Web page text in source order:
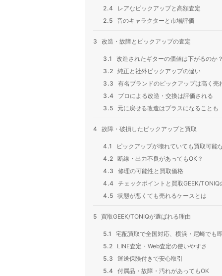
2.4
レアなピックアップと高額査定
2.5 音のキャラクターと市場評価
3 改造・故障とピックアップの査定
3.1
改造されたギターの価値は下がるのか？
3.2 純正と社外ピックアップの違い
3.3
有名ブランドのピックアップは高く売
3.4
プロによる改造・交換は評価される
3.5
元に戻せる改造はプラスになることも
4 故障・破損したピックアップと買取
4.1
ピックアップが壊れていても買取可能
4.2 断線・出力不良があってもOK？
4.3
修理の可能性と買取価格
4.4
チェックポイントと買取GEEK/TONIQ
4.5 状態が悪くても売れるケースとは
5 買取GEEK/TONIQが選ばれる理由
5.1
宅配買取で全国対応、横浜・尼崎でも
5.2
LINE査定・Web査定の使いやすさ
5.3
運送保険付きで安心取引
5.4
付属品・故障・汚れがあってもOK